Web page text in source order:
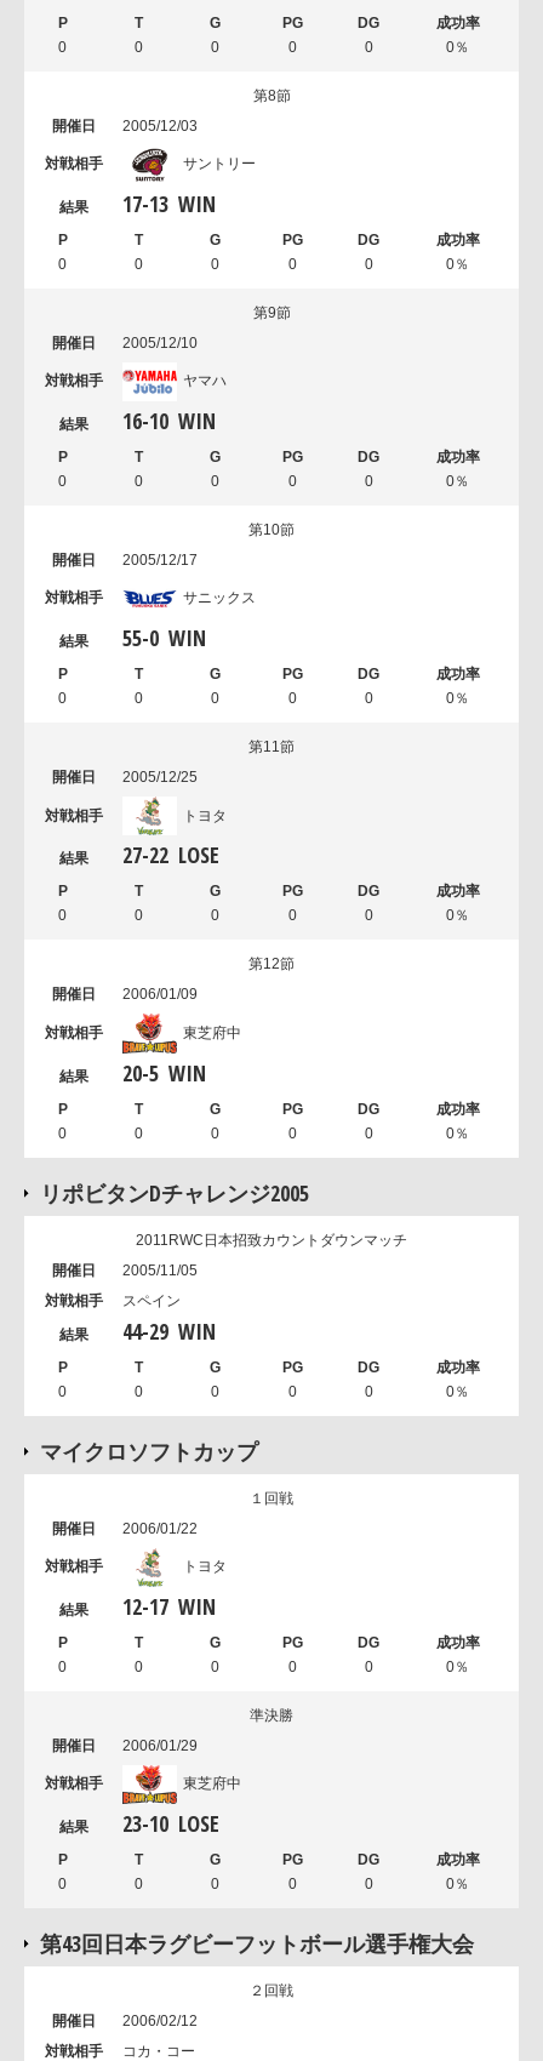
0 0 0 0 0 0％
第8節
2005/12/03
サントリー
17-13 WIN
0 0 0 0 0 0％
第9節
2005/12/10
ヤマハ
16-10 WIN
0 0 0 0 0 0％
第10節
2005/12/17
サニックス
55-0 WIN
0 0 0 0 0 0％
第11節
2005/12/25
トヨタ
27-22 LOSE
0 0 0 0 0 0％
第12節
2006/01/09
東芝府中
20-5 WIN
0 0 0 0 0 0％
リポビタンDチャレンジ2005
2011RWC日本招致カウントダウンマッチ
2005/11/05
スペイン
44-29 WIN
0 0 0 0 0 0％
マイクロソフトカップ
１回戦
2006/01/22
トヨタ
12-17 WIN
0 0 0 0 0 0％
準決勝
2006/01/29
東芝府中
23-10 LOSE
0 0 0 0 0 0％
第43回日本ラグビーフットボール選手権大会
２回戦
2006/02/12
コカ・コー